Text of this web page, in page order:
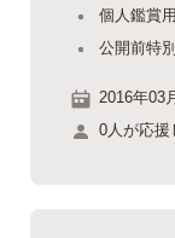
個人鑑賞
公開前特
2016年03
0人が応援